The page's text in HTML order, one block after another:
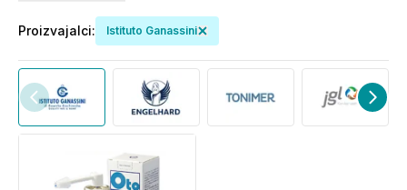
Proizvajalci: Istituto Ganassini